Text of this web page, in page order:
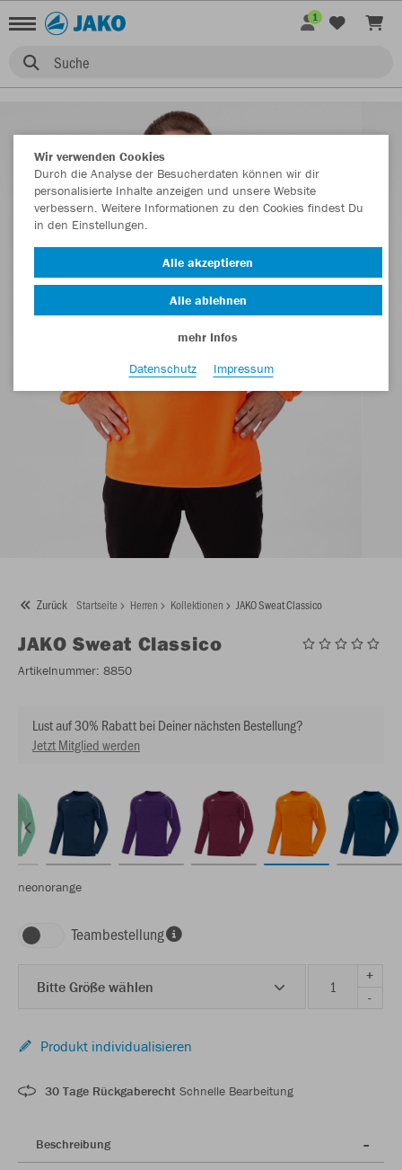
Suche
1
Zurück Startseite Herren Kollektionen JAKO Sweat Classico
JAKO Sweat Classico
Artikelnummer: 8850
Lust auf 30% Rabatt bei Deiner nächsten Bestellung?
Jetzt Mitglied werden
neonorange
Teambestellung
Bitte Größe wählen
+
-
Produkt individualisieren
30 Tage Rückgaberecht Schnelle Bearbeitung
Beschreibung
Wir verwenden Cookies
Durch die Analyse der Besucherdaten können wir dir
personalisierte Inhalte anzeigen und unsere Website
verbessern. Weitere Informationen zu den Cookies findest Du
in den Einstellungen.
Alle akzeptieren
Alle ablehnen
mehr Infos
Datenschutz
Impressum